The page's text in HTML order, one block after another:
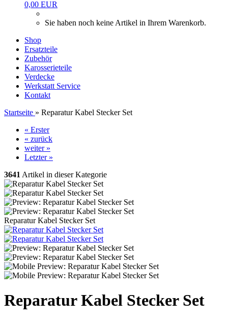
0,00 EUR
Sie haben noch keine Artikel in Ihrem Warenkorb.
Shop
Ersatzteile
Zubehör
Karosserieteile
Verdecke
Werkstatt Service
Kontakt
Startseite » Reparatur Kabel Stecker Set
« Erster
« zurück
weiter »
Letzter »
3641 Artikel in dieser Kategorie
Reparatur Kabel Stecker Set
Reparatur Kabel Stecker Set